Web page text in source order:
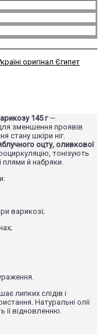
145 г—
зменшення проявів
стану шкіри ніг.
оцту, оливкової
тонізують
й набряки.
варикозі;
липких слідів і
Натуральні олії
її відновленню.